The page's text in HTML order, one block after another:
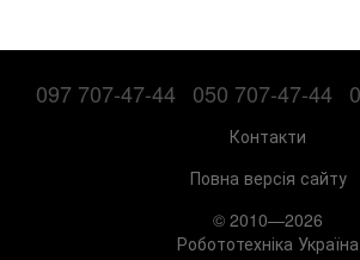
097 707-47-44 050 707-47-44
Контакти
Повна версія сайту
© 2010—2026
Робототехніка Україна